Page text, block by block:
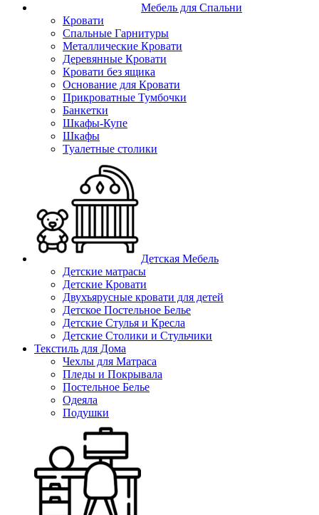
Мебель для Спальни
Кровати
Спальные Гарнитуры
Металлические Кровати
Деревянные Кровати
Кровати без ящика
Основание для Кровати
Прикроватные Тумбочки
Банкетки
Шкафы-Купе
Шкафы
Туалетные столики
Детская Мебель
Детские матрасы
Детские Кровати
Двухъярусные кровати для детей
Детское Постельное Белье
Детские Стулья и Кресла
Детские Столики и Стульчики
Текстиль для Дома
Чехлы для Матраса
Пледы и Покрывала
Постельное Белье
Одеяла
Подушки